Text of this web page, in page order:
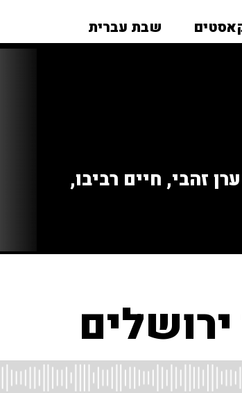
שבת עברית
זהבי, חיים רביבו,